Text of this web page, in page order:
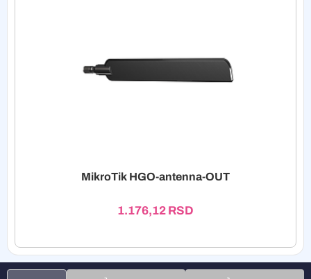
MikroTik HGO-antenna-OUT
1.176,12 RSD